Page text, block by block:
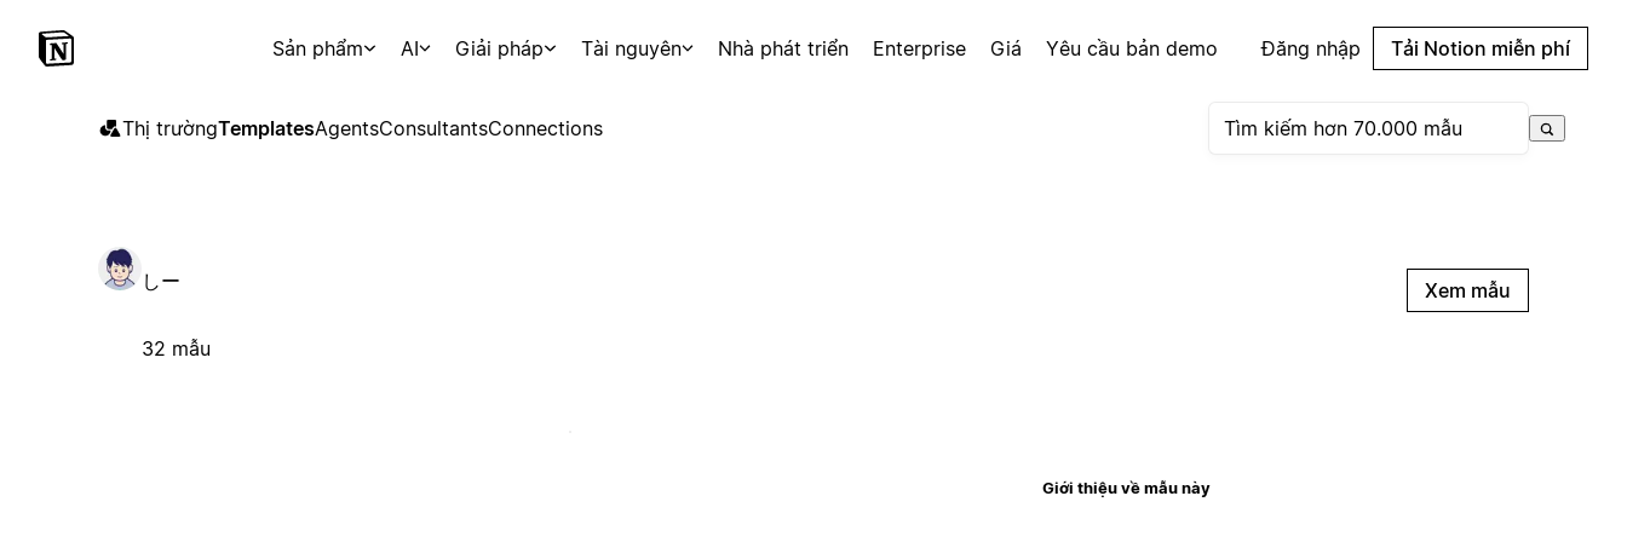
Sản phẩm AI Giải pháp Tài nguyên Nhà phát triển Enterprise Giá Yêu cầu bản demo Đăng nhập Tải Notion miễn phí
Thị trườngTemplatesAgentsConsultantsConnections
しー
32 mẫu
Xem mẫu
Giới thiệu về mẫu này